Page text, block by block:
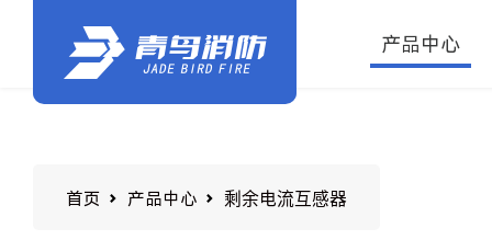
产品中心
首页 产品中心 剩余电流互感器